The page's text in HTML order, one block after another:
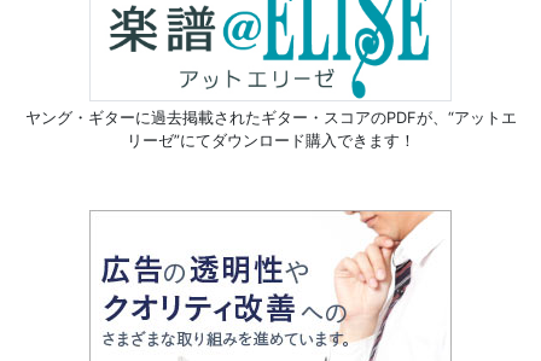
ヤング・ギターに過去掲載されたギター・スコアのPDFが、 “アットエ
リーゼ”にてダウンロード購入できます！